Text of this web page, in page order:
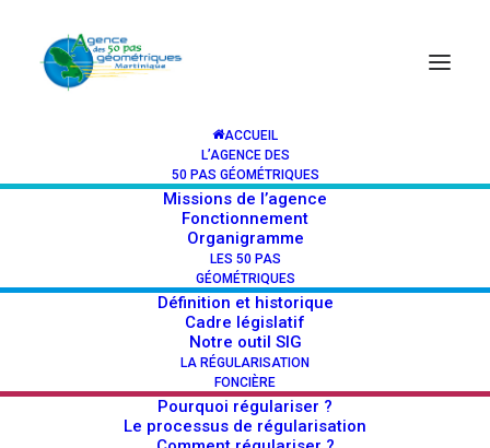
ACCUEIL
L’AGENCE DES
50 PAS GÉOMÉTRIQUES
Missions de l’agence
Fonctionnement
Organigramme
LES 50 PAS
GÉOMÉTRIQUES
Définition et historique
Cadre législatif
Notre outil SIG
LA RÉGULARISATION
FONCIÈRE
Pourquoi régulariser ?
Le processus de régularisation
Invitation au forum Bodlanmé No5
Inscrivez-vous